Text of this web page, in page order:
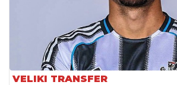
VELIKI TRANSFER